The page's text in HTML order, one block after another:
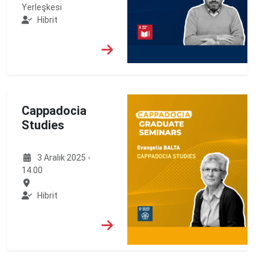
Yerleşkesi
Hibrit
Cappadocia
Studies
3 Aralık 2025 -
14.00
Hibrit